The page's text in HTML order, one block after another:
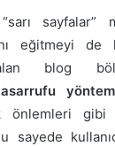
sayfalar”
eğitmeyi de
blog
önlemleri gibi
sayede